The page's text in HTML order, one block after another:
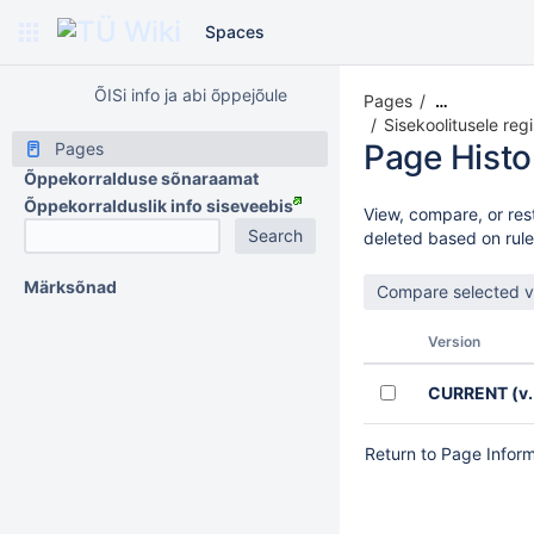
Spaces
ÕISi info ja abi õppejõule
Pages
Õppekorralduse sõnaraamat
Õppekorralduslik info siseveebis
Märksõnad
Pages …
Sisekoolitusele
Page
View, compare, or
deleted based on
Version
CURRENT
Return to Page